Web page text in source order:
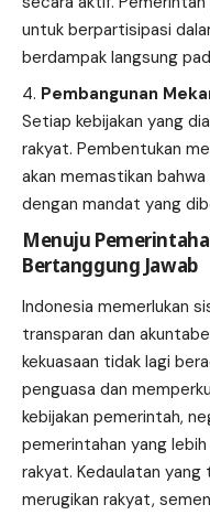
untuk berpartisipasi
berdampak langsung
Pembangunan
Setiap kebijakan yang
rakyat. Pembentukan
akan memastikan
dengan mandat yang
Menuju
Bertanggung Jawab
Indonesia memerlukan
transparan dan
kekuasaan tidak lagi
penguasa dan
kebijakan pemerintah,
pemerintahan yang
rakyat. Kedaulatan yang
merugikan rakyat,